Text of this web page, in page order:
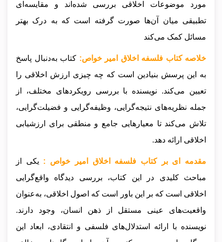
مورد موضوعات اخلاقی بررسی شده‌اند و مقایسه‌ای
تطبیقی میان آن‌ها صورت گرفته است که به درک بهتر
مسائل کمک می‌کند
خلاصه کتاب فلسفه اخلاق امیر خواص: کتاب به‌دنبال پاسخ
به این پرسش بنیادین است که چه چیزی ارزش اخلاقی را
تعیین می‌کند. نویسنده با بررسی رویکردهای مختلف، از
جمله نظریه‌های نتیجه‌گرایی، وظیفه‌گرایی و فضیلت‌گرایی،
تلاش می‌کند تا معیارهایی جامع و منطقی برای ارزشیابی
اخلاقی ارائه دهد.
مقدمه ای بر کتاب فلسفه اخلاق امیر خواص : یکی از
مباحث کلیدی در این کتاب، بررسی دیدگاه واقع‌گرایی
اخلاقی است که بر این باور است که اصول اخلاقی، به‌عنوان
واقعیت‌های عینی مستقل از ذهن انسان، وجود دارند.
نویسنده با ارائه استدلال‌های فلسفی و انتقادی، ابعاد این